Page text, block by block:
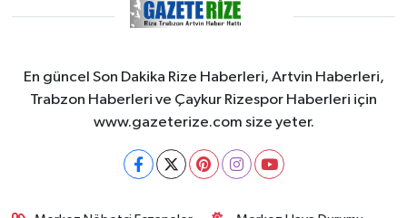
En güncel Son Dakika Rize Haberleri, Artvin Haberleri,
Trabzon Haberleri ve Çaykur Rizespor Haberleri için
www.gazeterize.com size yeter.